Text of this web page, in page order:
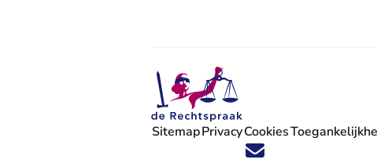
Volg ons op X (Twitter) - U verlaat
Volg ons op Facebook - U verlaat
Volg ons op Instagram - U
Volg ons op Youtube - U
Volg ons op LinkedIn - U
'Blijf op de hoogte'
SitemapPrivacyCookies